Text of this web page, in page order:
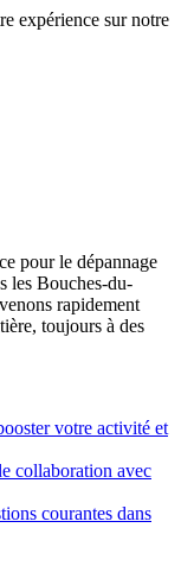
expérience sur notre
pour le dépannage
les Bouches-du-
rapidement
toujours à des
votre activité et
collaboration avec
courantes dans